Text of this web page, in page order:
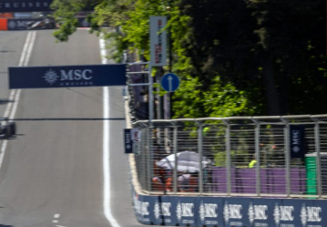
【特別記事】レーシングブルズ、